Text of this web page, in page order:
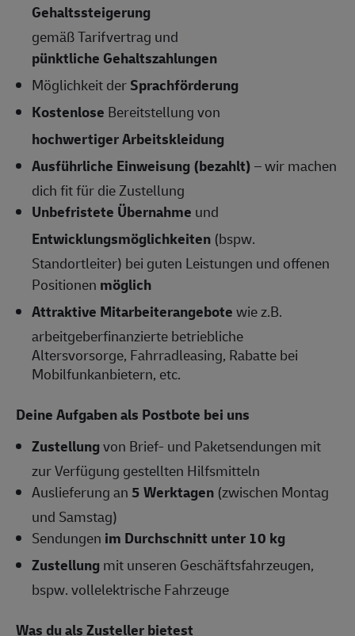
Gehaltssteigerung
gemäß Tarifvertrag und
pünktliche Gehaltszahlungen
Möglichkeit derSprachförderung
Kostenlose Bereitstellung von
hochwertiger Arbeitskleidung
Ausführliche Einweisung (bezahlt)– wir machen
dich fit für die Zustellung
Unbefristete Übernahme und
Entwicklungsmöglichkeiten (bspw.
Standortleiter) bei guten Leistungen und offenen
Positionen möglich
Attraktive Mitarbeiterangebotewie z.B.
arbeitgeberfinanzierte betriebliche
Altersvorsorge, Fahrradleasing, Rabatte bei
Mobilfunkanbietern, etc.
Deine Aufgaben als Postbote bei uns
Zustellungvon Brief- und Paketsendungen mit
zur Verfügung gestellten Hilfsmitteln
Auslieferung an5 Werktagen (zwischen Montag
und Samstag)
Sendungen im Durchschnitt unter 10 kg
Zustellungmit unseren Geschäftsfahrzeugen,
bspw. vollelektrische Fahrzeuge
Was du als Zusteller bietest